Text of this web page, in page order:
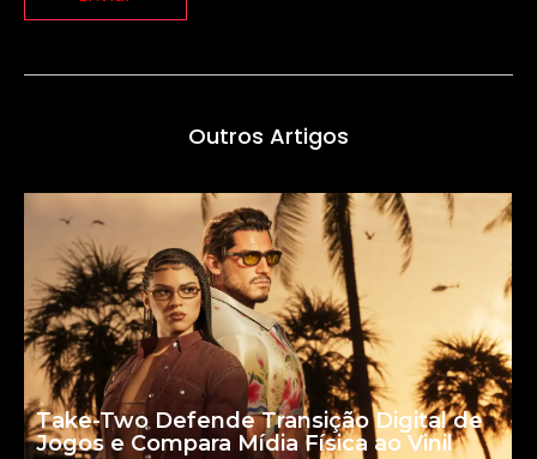
Outros Artigos
Take-Two Defende Transição Digital de
Jogos e Compara Mídia Física ao Vinil